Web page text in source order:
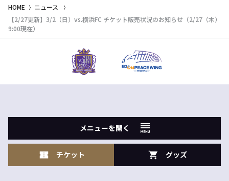
HOME
ニュース
【2/27更新】3/2（日）vs.横浜FC チケット販売状況のお知らせ（2/27（木）
9:00現在）
メニューを開く
チケット グッズ